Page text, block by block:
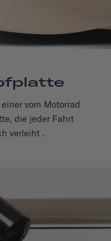
vom Motorrad
die jeder Fahrt
verleiht .